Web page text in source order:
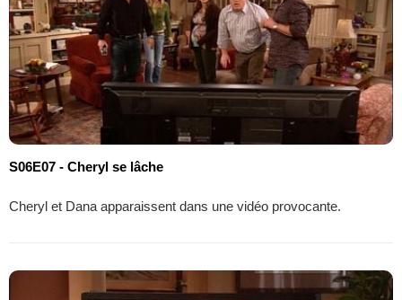
S06E07 - Cheryl se lâche
Cheryl et Dana apparaissent dans une vidéo provocante.